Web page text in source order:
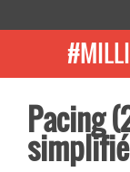
Pacing